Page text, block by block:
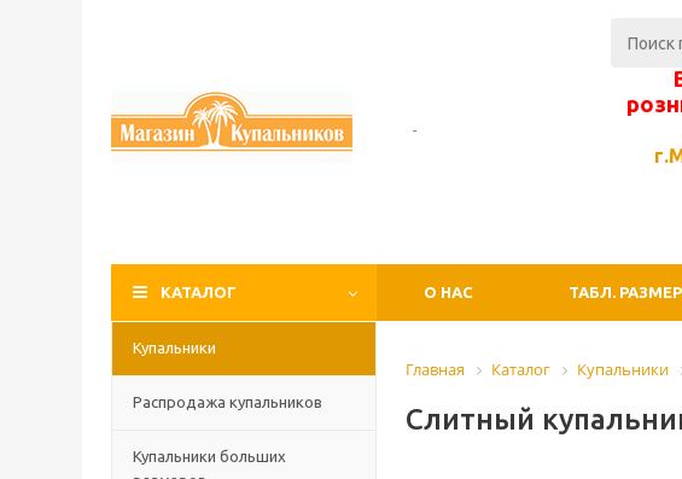
-
КАТАЛОГ О НАС ТАБЛ.
Купальники
Распродажа купальников
Купальники больших
Главная Каталог Купальники
Слитный